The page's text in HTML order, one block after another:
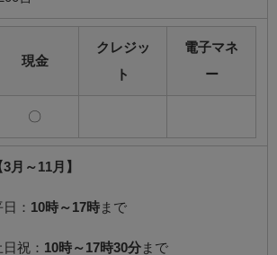
現金
クレジッ
ト
電子マネ
ー
〇
3月～11月】
： 10時～17時 まで
日祝： 10時～17時30分 まで